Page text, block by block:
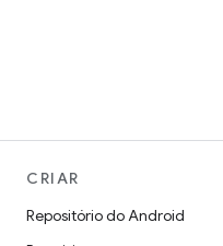
CRIAR
Repositório do Android